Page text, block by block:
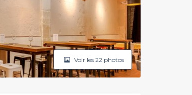
Voir les 22 photos